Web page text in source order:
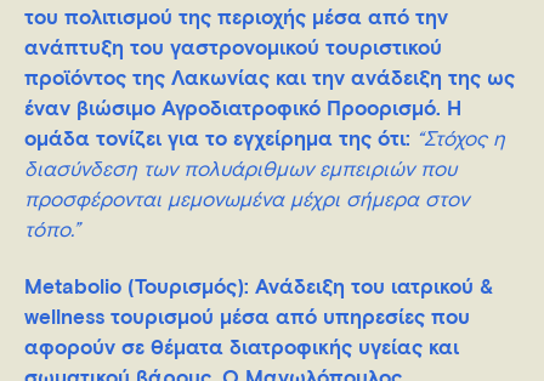
του πολιτισμού της περιοχής μέσα από την
ανάπτυξη του γαστρονομικού τουριστικού
προϊόντος της Λακωνίας και την ανάδειξη της ως
έναν βιώσιμο Αγροδιατροφικό Προορισμό. H
ομάδα τονίζει για το εγχείρημα της ότι: “Στόχος η
διασύνδεση των πολυάριθμων εμπειριών που
προσφέρονται μεμονωμένα μέχρι σήμερα στον
τόπο.”
Metabolio (Τουρισμός): Ανάδειξη του ιατρικού &
wellness τουρισμού μέσα από υπηρεσίες που
αφορούν σε θέματα διατροφικής υγείας και